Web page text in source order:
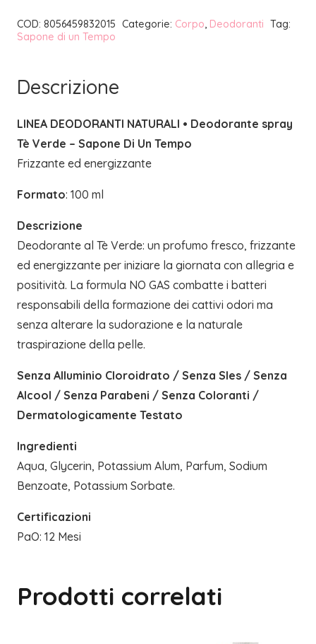
|
UN
quantità
COD: 8056459832015 Categorie: Corpo, Deodoranti Tag:
Sapone di un Tempo
Descrizione
LINEA DEODORANTI NATURALI • Deodorante spray
Tè Verde – Sapone Di Un Tempo
Frizzante ed energizzante
Formato: 100 ml
Descrizione
Deodorante al Tè Verde: un profumo fresco, frizzante
ed energizzante per iniziare la giornata con allegria e
positività. La formula NO GAS combatte i batteri
responsabili della formazione dei cattivi odori ma
senza alterare la sudorazione e la naturale
traspirazione della pelle.
Senza Alluminio Cloroidrato / Senza Sles / Senza
Alcool / Senza Parabeni / Senza Coloranti /
Dermatologicamente Testato
Ingredienti
Aqua, Glycerin, Potassium Alum, Parfum, Sodium
Benzoate, Potassium Sorbate.
Certificazioni
PaO: 12 Mesi
Prodotti correlati